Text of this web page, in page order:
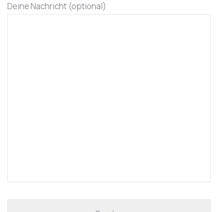
Deine Nachricht (optional)